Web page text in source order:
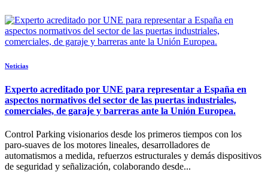
Noticias
Experto acreditado por UNE para representar a España en
aspectos normativos del sector de las puertas industriales,
comerciales, de garaje y barreras ante la Unión Europea.
Control Parking visionarios desde los primeros tiempos con los
paro-suaves de los motores lineales, desarrolladores de
automatismos a medida, refuerzos estructurales y demás dispositivos
de seguridad y señalización, colaborando desde...